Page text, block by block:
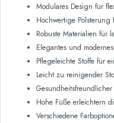
Modulares Design für
Hochwertige Polsterung
Robuste Materialien für
Elegantes und
Pflegeleichte Stoffe für
Leicht zu reinigender
Gesundheitsfreundlicher
Hohe Füße erleichtern
Verschiedene